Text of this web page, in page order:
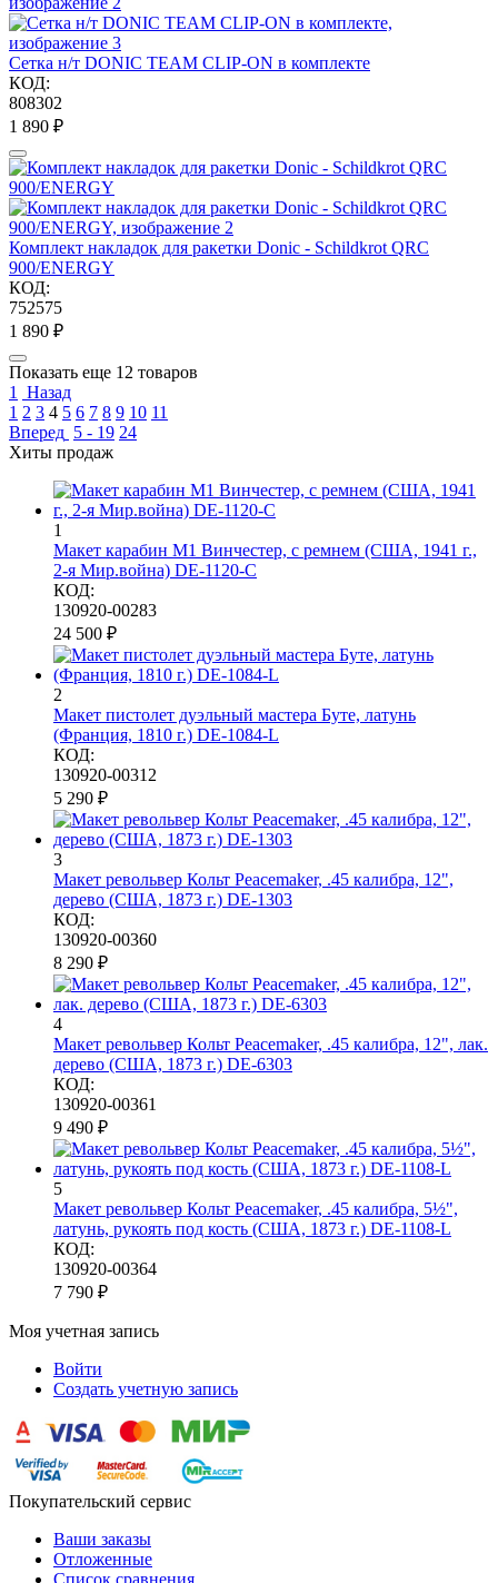
Сетка н/т DONIC TEAM CLIP-ON в комплекте
КОД:
808302
1 890 ₽
Комплект накладок для ракетки Donic - Schildkrot QRC
900/ENERGY
КОД:
752575
1 890 ₽
Показать еще 12 товаров
1
Назад
1 2 3 4 5 6 7 8 9 10 11
Вперед 5 - 19 24
Хиты продаж
1
Макет карабин М1 Винчестер, с ремнем (США, 1941 г.,
2-я Мир.война) DE-1120-C
КОД:
130920-00283
24 500 ₽
2
Макет пистолет дуэльный мастера Буте, латунь
(Франция, 1810 г.) DE-1084-L
КОД:
130920-00312
5 290 ₽
3
Макет револьвер Кольт Peacemaker, .45 калибра, 12",
дерево (США, 1873 г.) DE-1303
КОД:
130920-00360
8 290 ₽
4
Макет револьвер Кольт Peacemaker, .45 калибра, 12", лак.
дерево (США, 1873 г.) DE-6303
КОД:
130920-00361
9 490 ₽
5
Макет револьвер Кольт Peacemaker, .45 калибра, 5½",
латунь, рукоять под кость (США, 1873 г.) DE-1108-L
КОД:
130920-00364
7 790 ₽
Моя учетная запись
Войти
Создать учетную запись
Покупательский сервис
Ваши заказы
Отложенные
Список сравнения